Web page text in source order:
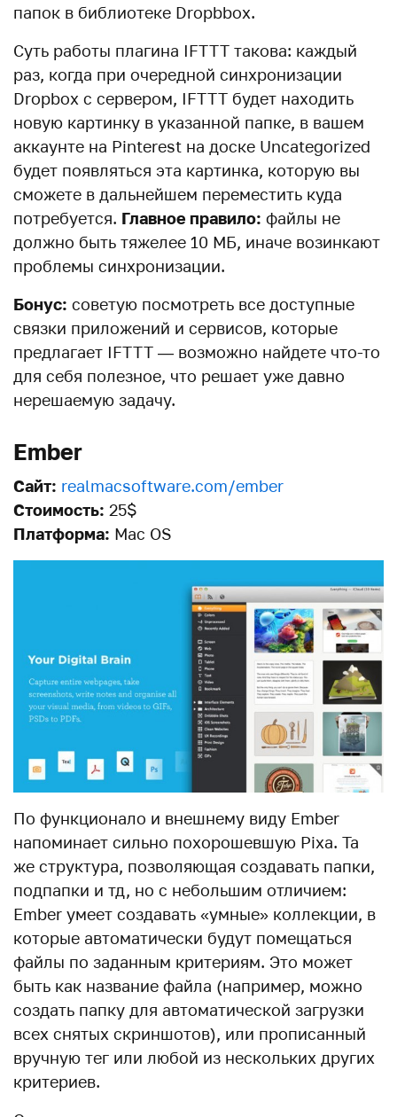
папок в библиотеке Dropbbox.
Суть работы плагина IFTTT такова: каждый
раз, когда при очередной синхронизации
Dropbox с сервером, IFTTT будет находить
новую картинку в указанной папке, в вашем
аккаунте на Pinterest на доске Uncategorized
будет появляться эта картинка, которую вы
сможете в дальнейшем переместить куда
потребуется. Главное правило: файлы не
должно быть тяжелее 10 МБ, иначе возинкают
проблемы синхронизации.
Бонус: советую посмотреть все доступные
связки приложений и сервисов, которые
предлагает IFTTT — возможно найдете что-то
для себя полезное, что решает уже давно
нерешаемую задачу.
Ember
Сайт: realmacsoftware.com/ember
Стоимость: 25$
Платформа: Mac OS
По функционало и внешнему виду Ember
напоминает сильно похорошевшую Pixa. Та
же структура, позволяющая создавать папки,
подпапки и тд, но с небольшим отличием:
Ember умеет создавать «умные» коллекции, в
которые автоматически будут помещаться
файлы по заданным критериям. Это может
быть как название файла (например, можно
создать папку для автоматической загрузки
всех снятых скриншотов), или прописанный
вручную тег или любой из нескольких других
критериев.